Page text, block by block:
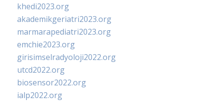
khedi2023.org
akademikgeriatri2023.org
marmarapediatri2023.org
emchie2023.org
girisimselradyoloji2022.org
utcd2022.org
biosensor2022.org
ialp2022.org